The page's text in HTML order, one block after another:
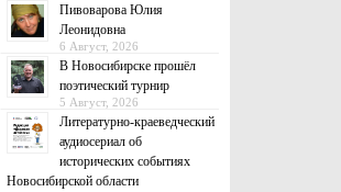
Пивоварова Юлия
Леонидовна
6 Август, 2026
В Новосибирске прошёл
поэтический турнир
5 Август, 2026
Литературно-краеведческий
аудиосериал об
исторических событиях
Новосибирской области